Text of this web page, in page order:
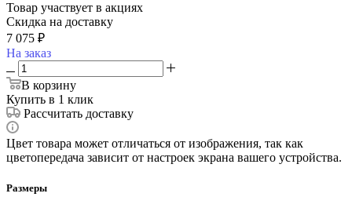
Товар участвует в акциях
Скидка на доставку
7 075 ₽
На заказ
В корзину
Купить в 1 клик
Рассчитать доставку
Цвет товара может отличаться от изображения, так как
цветопередача зависит от настроек экрана вашего устройства.
Размеры